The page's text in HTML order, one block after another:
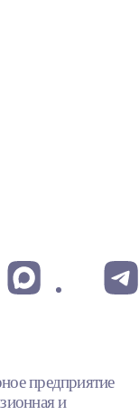
предприятие
и